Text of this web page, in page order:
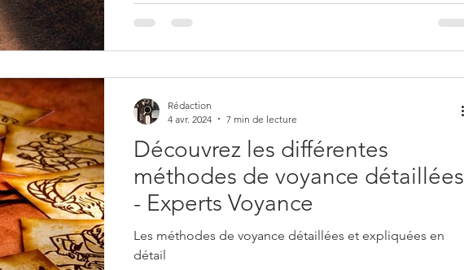
Découvrez les différentes
méthodes de voyance détaillées
- Experts Voyance
Les méthodes de voyance détaillées et expliquées en
détail
Rédaction
4 avr. 2024
7 min de lecture